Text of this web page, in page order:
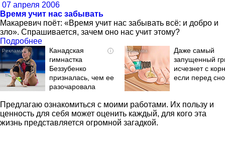
07 апреля 2006
Время учит нас забывать
Макаревич поёт: «Время учит нас забывать всё: и добро и
зло». Спрашивается, зачем оно нас учит этому?
Подробнее
i
Канадская
гимнастка
Беззубенко
призналась, чем ее
разочаровала
Даже самый
запущенный
исчезнет с
если перед
Предлагаю ознакомиться с моими работами. Их пользу и
ценность для себя может оценить каждый, для кого эта
жизнь представляется огромной загадкой.